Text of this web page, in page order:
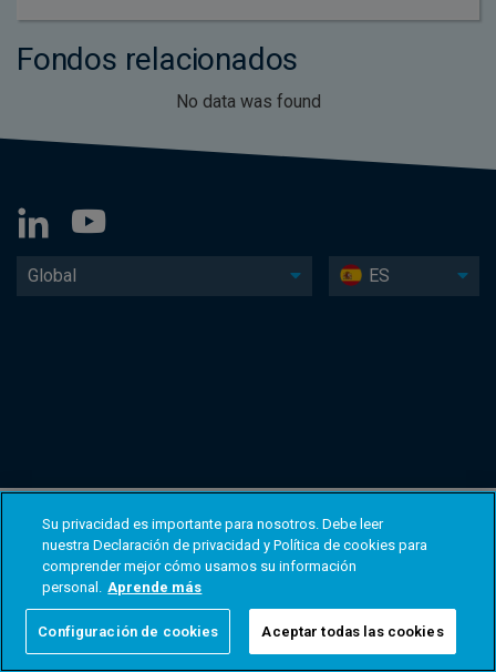
Fondos relacionados
No data was found
Global ES
Su privacidad es importante para nosotros. Debe leer
nuestra Declaración de privacidad y Política de cookies para
comprender mejor cómo usamos su información
personal. Aprende más
Configuración de cookies Aceptar todas las cookies